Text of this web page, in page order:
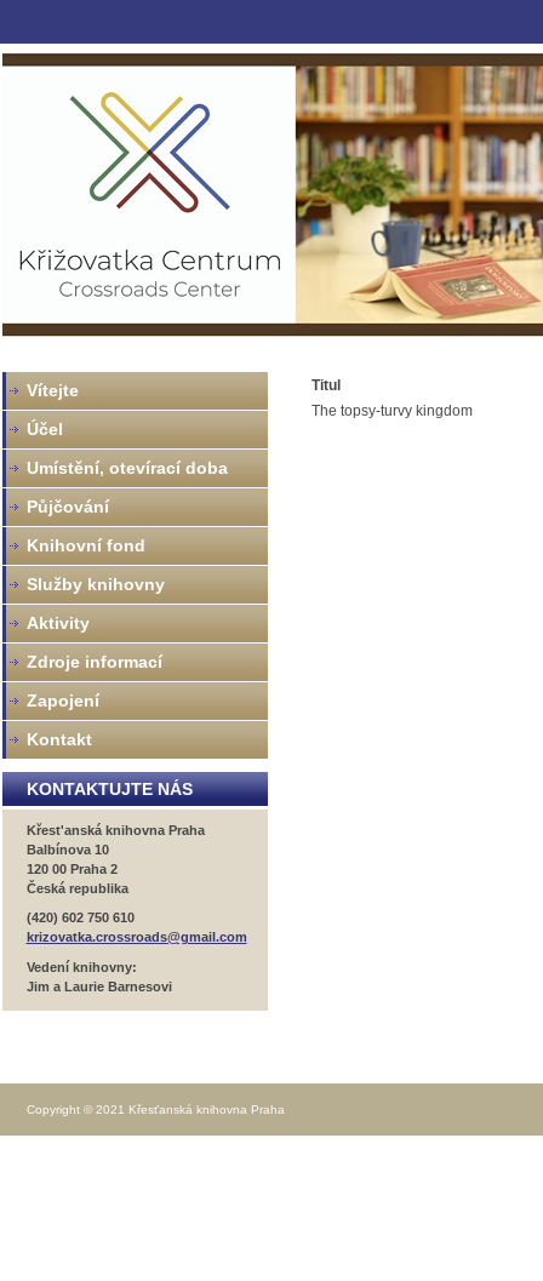
Titul
The topsy-turvy kingdom
Vítejte
Účel
Umístění, otevírací doba
Půjčování
Knihovní fond
Služby knihovny
Aktivity
Zdroje informací
Zapojení
Kontakt
KONTAKTUJTE NÁS
Křest'anská knihovna Praha
Balbínova 10
120 00 Praha 2
Česká republika
(420) 602 750 610
krizovatka.crossroads@gmail.com
Vedení knihovny:
Jim a Laurie Barnesovi
Copyright © 2021 Křesťanská knihovna Praha